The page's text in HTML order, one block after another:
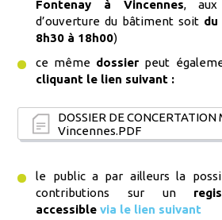
Fontenay à Vincennes, aux
d’ouverture du bâtiment soit du
8h30 à 18h00)
ce même dossier peut
cliquant le lien suivant :
DOSSIER DE CONCERTATION
Vincennes.PDF
le public a par ailleurs la
contributions sur un
accessiblevia le lien suivant